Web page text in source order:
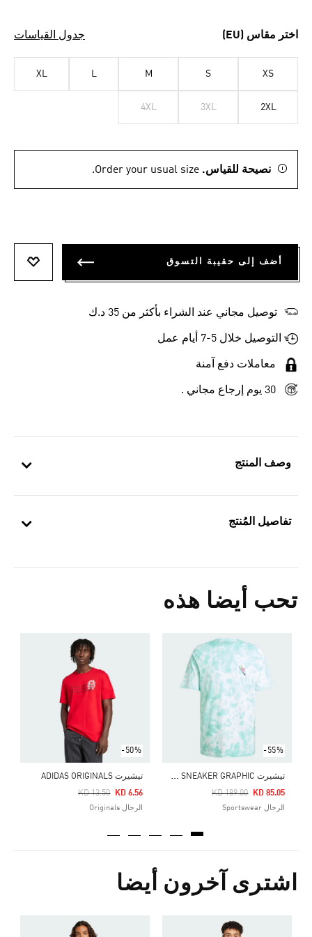
وصف المنتج
تفاصيل المُنتج
تحب أيضا هذه
-55%
ت
يشيرت SUMMER FUN SNEAKER GRAPHIC
Price Reduced From
KD 189.00
To KD 85.05
الرجال Sportswear
-50%
تيشيرت ADIDAS ORIGINALS
Price Reduced From
KD 13.50
To KD 6.56
الرجال Originals
Price Reduced From
اشترى آخرون أيضا
اختر مقاس (EU) جدول القياسات
XS
S
M
L
XL
2XL
3XL
4XL
نصيحة للقياس. Order your usual size.
أضف إلى حقيبة التسوق
توصيل مجاني عند الشراء بأكثر من 35 د.ك
التوصيل خلال 5-7 أيام عمل
معاملات دفع آمنة